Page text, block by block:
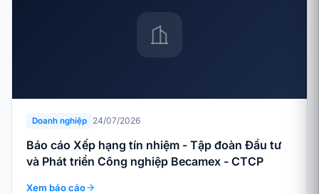
Doanh nghiệp 24/07/2026
Báo cáo Xếp hạng tín nhiệm - Tập đoàn Đầu tư
và Phát triển Công nghiệp Becamex - CTCP
Xem báo cáo